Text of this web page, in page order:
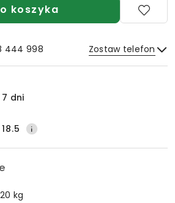
koszyka
444 998 Zostaw telefon
Wyślij
7 dni
18.5
20 kg